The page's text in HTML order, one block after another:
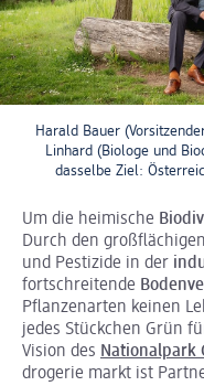
Harald Bauer
Linhard (Biologe und
dasselbe Ziel:
Um die heimische
Durch den
und Pestizide in der
fortschreitende
Pflanzenarten keinen
jedes Stückchen Grün
Vision des Nationalpark
drogerie markt ist